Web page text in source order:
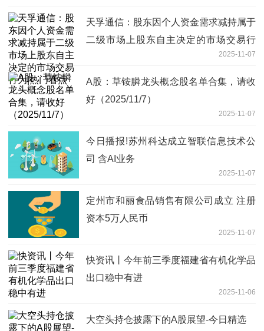
天孚通信：股东因个人资金需求减持属于
二级市场上股东自主决定的市场交易行
2025-11-07
A股：草铵膦龙头概念股名单合集，请收
好（2025/11/7）
2025-11-07
今日播报!苏州科达成立智联信息技术公
司 含AI业务
2025-11-07
定州市和丽食品销售有限公司成立 注册
资本5万人民币
2025-11-07
快资讯丨今年前三季度福建省有机化学品
出口稳中有进
2025-11-06
大空头持仓披露下的A股展望-今日精选